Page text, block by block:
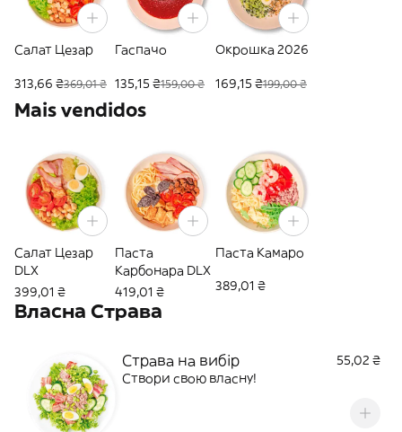
Салат Цезар
313,66 ₴369,01 ₴
Гаспачо
135,15 ₴159,00 ₴
Окрошка 2026
169,15 ₴199,00 ₴
Mais vendidos
Салат Цезар
DLX
399,01 ₴
Паста
Карбонара DLX
419,01 ₴
Паста Камаро
389,01 ₴
Власна Страва
Страва на вибір
55,02 ₴
Створи свою власну!